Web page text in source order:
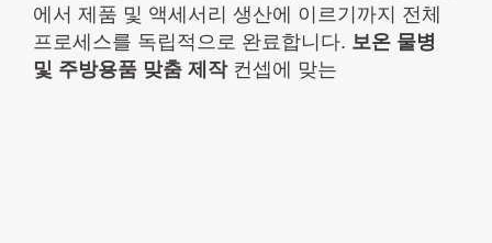
에서 제품 및 액세서리 생산에 이르기까지 전체
프로세스를 독립적으로 완료합니다. 보온 물병
및 주방용품 맞춤 제작컨셉에 맞는